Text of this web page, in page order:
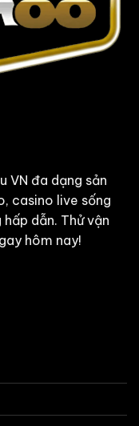
VN đa dạng sản
casino live sống
dẫn. Thử vận
hôm nay!